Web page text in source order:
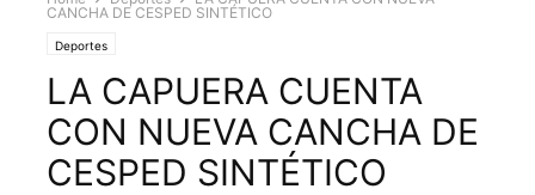
CANCHA DE CESPED SINTÉTICO
Deportes
LA CAPUERA CUENTA
CON NUEVA CANCHA DE
CESPED SINTÉTICO